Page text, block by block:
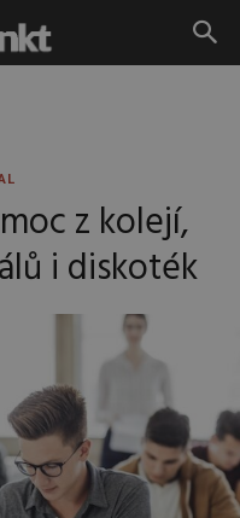
z kolejí,
i diskoték